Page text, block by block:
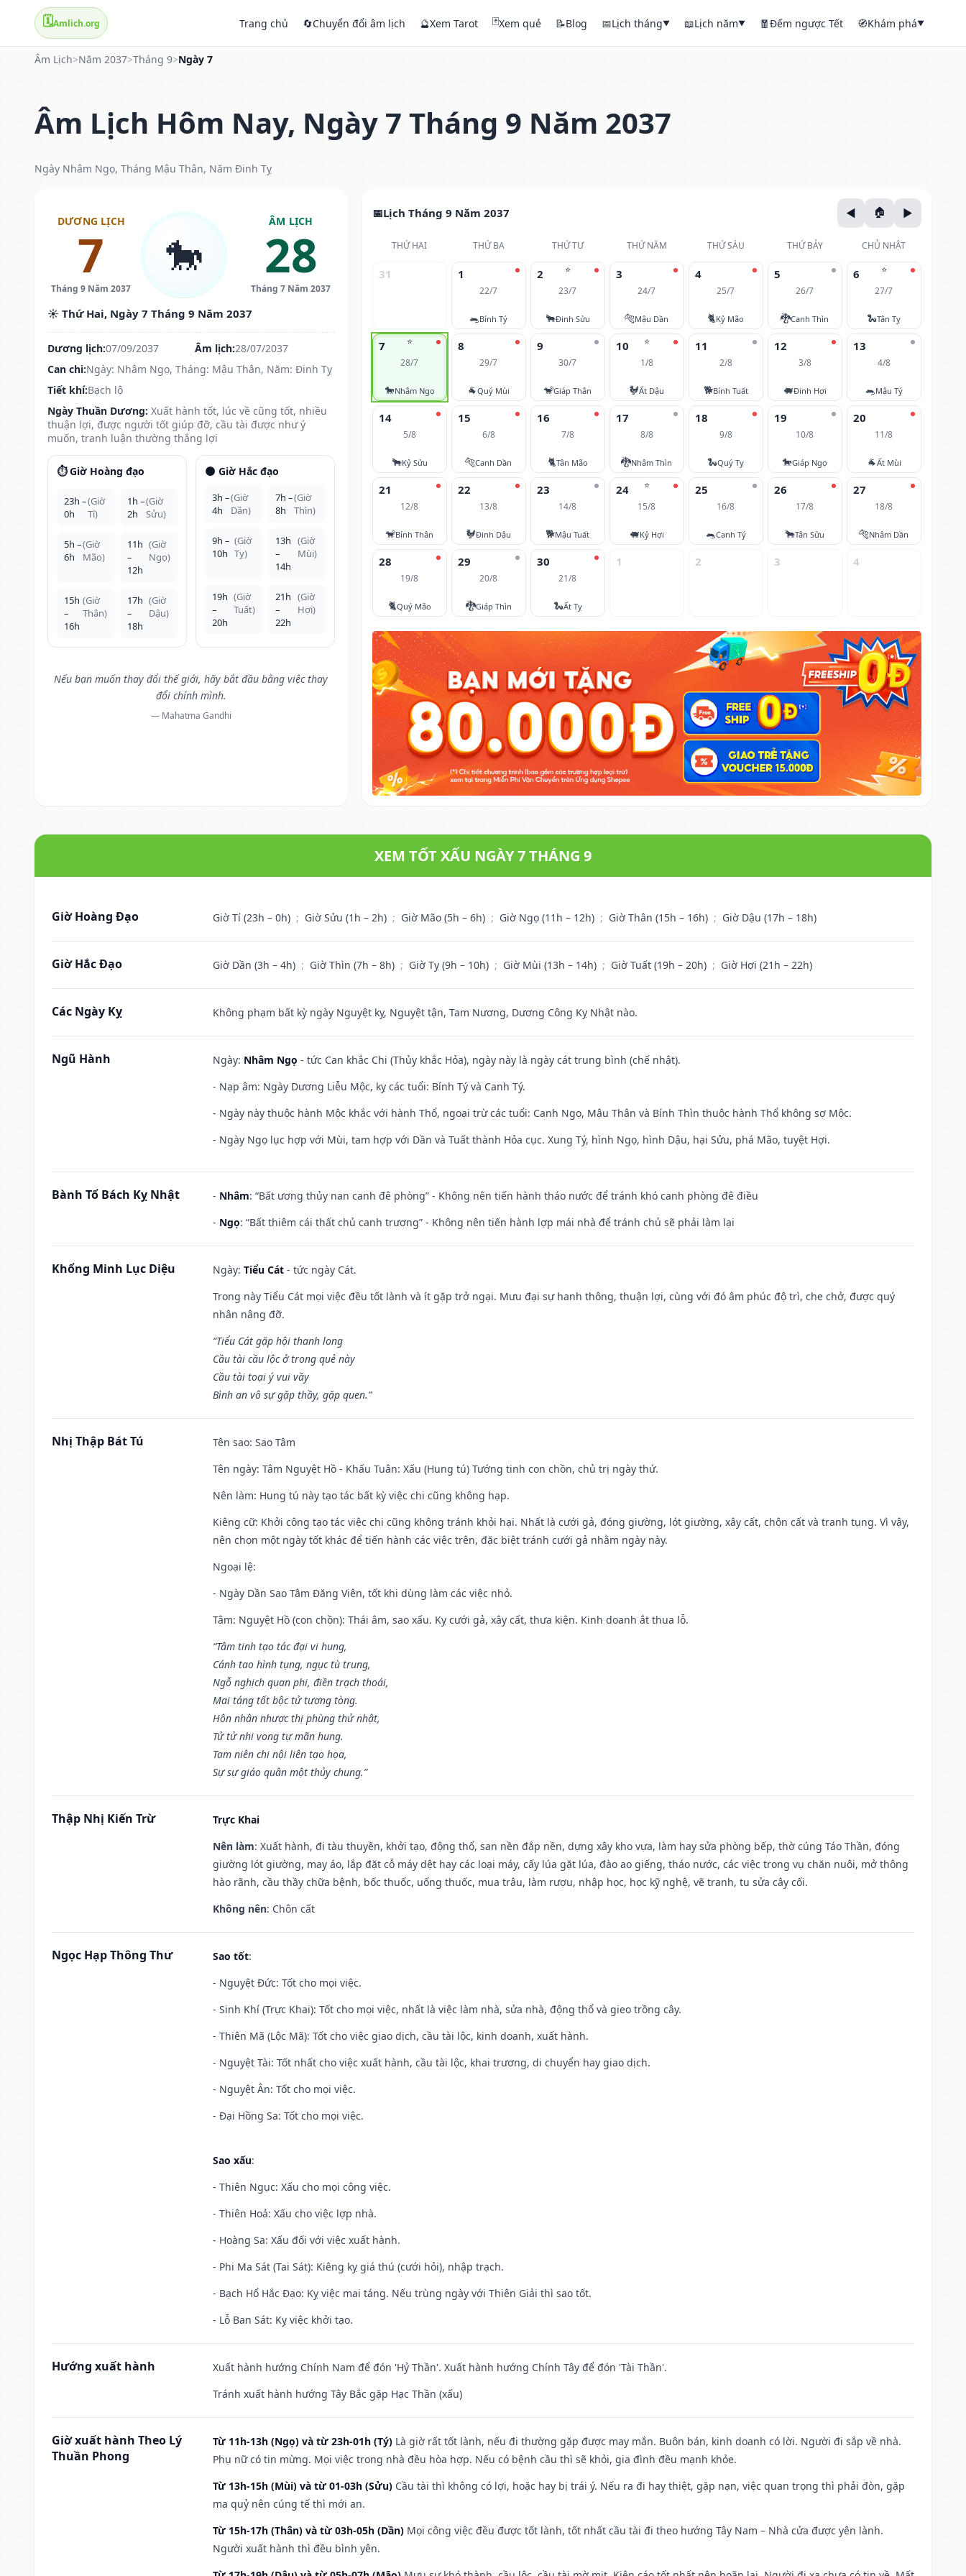
🗓️Amlich.org Trang chủ 🔄Chuyển đổi âm lịch 🔮Xem Tarot 🃏Xem quẻ 📝Blog 📅Lịch tháng▼ 📖Lịch năm▼ 🧧Đếm ngược Tết 🧭Khám phá▼
Âm Lịch>Năm 2037>Tháng 9>Ngày 7
Âm Lịch Hôm Nay, Ngày 7 Tháng 9 Năm 2037
Ngày Nhâm Ngọ, Tháng Mậu Thân, Năm Đinh Tỵ
DƯƠNG LỊCH
7
Tháng 9 Năm 2037
🐎
ÂM LỊCH
28
Tháng 7 Năm 2037
☀️ Thứ Hai, Ngày 7 Tháng 9 Năm 2037
Dương lịch:07/09/2037 Âm lịch:28/07/2037
Can chi:Ngày: Nhâm Ngọ, Tháng: Mậu Thân, Năm: Đinh Tỵ
Tiết khí:Bạch lộ
Ngày Thuần Dương: Xuất hành tốt, lúc về cũng tốt, nhiều
thuận lợi, được người tốt giúp đỡ, cầu tài được như ý
muốn, tranh luận thường thắng lợi
⏱️ Giờ Hoàng đạo
23h –
0h
(Giờ
Tí)
1h –
2h
(Giờ
Sửu)
5h –
6h
(Giờ
Mão)
11h
–
12h
(Giờ
Ngọ)
15h
–
16h
(Giờ
Thân)
17h
–
18h
(Giờ
Dậu)
🌑 Giờ Hắc đạo
3h –
4h
(Giờ
Dần)
7h –
8h
(Giờ
Thìn)
9h –
10h
(Giờ
Tỵ)
13h
–
14h
(Giờ
Mùi)
19h
–
20h
(Giờ
Tuất)
21h
–
22h
(Giờ
Hợi)
Nếu bạn muốn thay đổi thế giới, hãy bắt đầu bằng việc thay
đổi chính mình.
— Mahatma Gandhi
Lịch Tháng 9 Năm 2037
THỨ HAI THỨ BA THỨ TƯ THỨ NĂM THỨ SÁU THỨ BẢY CHỦ NHẬT
31 1
22/7
🐀Bính Tý
⭐
2
23/7
🐂Đinh Sửu
3
24/7
🐅Mậu Dần
4
25/7
🐈Kỷ Mão
5
26/7
🐉Canh Thìn
⭐
6
27/7
🐍Tân Tỵ
⭐
7
28/7
🐎Nhâm Ngọ
8
29/7
🐐Quý Mùi
9
30/7
🐒Giáp Thân
⭐
10
1/8
🐓Ất Dậu
11
2/8
🐕Bính Tuất
12
3/8
🐖Đinh Hợi
13
4/8
🐀Mậu Tý
14
5/8
🐂Kỷ Sửu
15
6/8
🐅Canh Dần
16
7/8
🐈Tân Mão
17
8/8
🐉Nhâm Thìn
18
9/8
🐍Quý Tỵ
19
10/8
🐎Giáp Ngọ
20
11/8
🐐Ất Mùi
21
12/8
🐒Bính Thân
22
13/8
🐓Đinh Dậu
23
14/8
🐕Mậu Tuất
⭐
24
15/8
🐖Kỷ Hợi
25
16/8
🐀Canh Tý
26
17/8
🐂Tân Sửu
27
18/8
🐅Nhâm Dần
28
19/8
🐈Quý Mão
29
20/8
🐉Giáp Thìn
30
21/8
🐍Ất Tỵ
1 2 3 4
XEM TỐT XẤU NGÀY 7 THÁNG 9
Giờ Hoàng Đạo Giờ Tí (23h – 0h) ; Giờ Sửu (1h – 2h) ; Giờ Mão (5h – 6h) ; Giờ Ngọ (11h – 12h) ; Giờ Thân (15h – 16h) ; Giờ Dậu (17h – 18h)
Giờ Hắc Đạo Giờ Dần (3h – 4h) ; Giờ Thìn (7h – 8h) ; Giờ Tỵ (9h – 10h) ; Giờ Mùi (13h – 14h) ; Giờ Tuất (19h – 20h) ; Giờ Hợi (21h – 22h)
Các Ngày Kỵ Không phạm bất kỳ ngày Nguyệt kỵ, Nguyệt tận, Tam Nương, Dương Công Kỵ Nhật nào.
Ngũ Hành Ngày: Nhâm Ngọ - tức Can khắc Chi (Thủy khắc Hỏa), ngày này là ngày cát trung bình (chế nhật).
- Nạp âm: Ngày Dương Liễu Mộc, kỵ các tuổi: Bính Tý và Canh Tý.
- Ngày này thuộc hành Mộc khắc với hành Thổ, ngoại trừ các tuổi: Canh Ngọ, Mậu Thân và Bính Thìn thuộc hành Thổ không sợ Mộc.
- Ngày Ngọ lục hợp với Mùi, tam hợp với Dần và Tuất thành Hỏa cục. Xung Tý, hình Ngọ, hình Dậu, hại Sửu, phá Mão, tuyệt Hợi.
Bành Tổ Bách Kỵ Nhật - Nhâm: “Bất ương thủy nan canh đê phòng” - Không nên tiến hành tháo nước để tránh khó canh phòng đê điều
- Ngọ: “Bất thiêm cái thất chủ canh trương” - Không nên tiến hành lợp mái nhà để tránh chủ sẽ phải làm lại
Khổng Minh Lục Diệu Ngày: Tiểu Cát - tức ngày Cát.
Trong này Tiểu Cát mọi việc đều tốt lành và ít gặp trở ngại. Mưu đại sự hanh thông, thuận lợi, cùng với đó âm phúc độ trì, che chở, được quý
nhân nâng đỡ.
“Tiểu Cát gặp hội thanh long
Cầu tài cầu lộc ở trong quẻ này
Cầu tài toại ý vui vầy
Bình an vô sự gặp thầy, gặp quen.”
Nhị Thập Bát Tú Tên sao: Sao Tâm
Tên ngày: Tâm Nguyệt Hồ - Khấu Tuân: Xấu (Hung tú) Tướng tinh con chồn, chủ trị ngày thứ.
Nên làm: Hung tú này tạo tác bất kỳ việc chi cũng không hạp.
Kiêng cữ: Khởi công tạo tác việc chi cũng không tránh khỏi hại. Nhất là cưới gả, đóng giường, lót giường, xây cất, chôn cất và tranh tụng. Vì vậy,
nên chọn một ngày tốt khác để tiến hành các việc trên, đặc biệt tránh cưới gả nhằm ngày này.
Ngoại lệ:
- Ngày Dần Sao Tâm Đăng Viên, tốt khi dùng làm các việc nhỏ.
Tâm: Nguyệt Hồ (con chồn): Thái âm, sao xấu. Kỵ cưới gả, xây cất, thưa kiện. Kinh doanh ắt thua lỗ.
“Tâm tinh tạo tác đại vi hung,
Cánh tao hình tụng, ngục tù trung,
Ngỗ nghịch quan phi, điền trạch thoái,
Mai táng tốt bộc tử tương tòng.
Hôn nhân nhược thị phùng thử nhật,
Tử tử nhi vong tự mãn hung.
Tam niên chi nội liên tạo họa,
Sự sự giáo quân một thủy chung.”
Thập Nhị Kiến Trừ
Trực Khai
Nên làm: Xuất hành, đi tàu thuyền, khởi tạo, động thổ, san nền đắp nền, dựng xây kho vựa, làm hay sửa phòng bếp, thờ cúng Táo Thần, đóng
giường lót giường, may áo, lắp đặt cỗ máy dệt hay các loại máy, cấy lúa gặt lúa, đào ao giếng, tháo nước, các việc trong vụ chăn nuôi, mở thông
hào rãnh, cầu thầy chữa bệnh, bốc thuốc, uống thuốc, mua trâu, làm rượu, nhập học, học kỹ nghệ, vẽ tranh, tu sửa cây cối.
Không nên: Chôn cất
Ngọc Hạp Thông Thư Sao tốt:
- Nguyệt Đức: Tốt cho mọi việc.
- Sinh Khí (Trực Khai): Tốt cho mọi việc, nhất là việc làm nhà, sửa nhà, động thổ và gieo trồng cây.
- Thiên Mã (Lộc Mã): Tốt cho việc giao dịch, cầu tài lộc, kinh doanh, xuất hành.
- Nguyệt Tài: Tốt nhất cho việc xuất hành, cầu tài lộc, khai trương, di chuyển hay giao dịch.
- Nguyệt Ân: Tốt cho mọi việc.
- Đại Hồng Sa: Tốt cho mọi việc.
Sao xấu:
- Thiên Ngục: Xấu cho mọi công việc.
- Thiên Hoả: Xấu cho việc lợp nhà.
- Hoàng Sa: Xấu đối với việc xuất hành.
- Phi Ma Sát (Tai Sát): Kiêng kỵ giá thú (cưới hỏi), nhập trạch.
- Bạch Hổ Hắc Đạo: Kỵ việc mai táng. Nếu trùng ngày với Thiên Giải thì sao tốt.
- Lỗ Ban Sát: Kỵ việc khởi tạo.
Hướng xuất hành
Xuất hành hướng Chính Nam để đón 'Hỷ Thần'. Xuất hành hướng Chính Tây để đón 'Tài Thần'.
Tránh xuất hành hướng Tây Bắc gặp Hạc Thần (xấu)
Giờ xuất hành Theo Lý
Thuần Phong
Từ 11h-13h (Ngọ) và từ 23h-01h (Tý) Là giờ rất tốt lành, nếu đi thường gặp được may mắn. Buôn bán, kinh doanh có lời. Người đi sắp về nhà.
Phụ nữ có tin mừng. Mọi việc trong nhà đều hòa hợp. Nếu có bệnh cầu thì sẽ khỏi, gia đình đều mạnh khỏe.
Từ 13h-15h (Mùi) và từ 01-03h (Sửu) Cầu tài thì không có lợi, hoặc hay bị trái ý. Nếu ra đi hay thiệt, gặp nạn, việc quan trọng thì phải đòn, gặp
ma quỷ nên cúng tế thì mới an.
Từ 15h-17h (Thân) và từ 03h-05h (Dần) Mọi công việc đều được tốt lành, tốt nhất cầu tài đi theo hướng Tây Nam – Nhà cửa được yên lành.
Người xuất hành thì đều bình yên.